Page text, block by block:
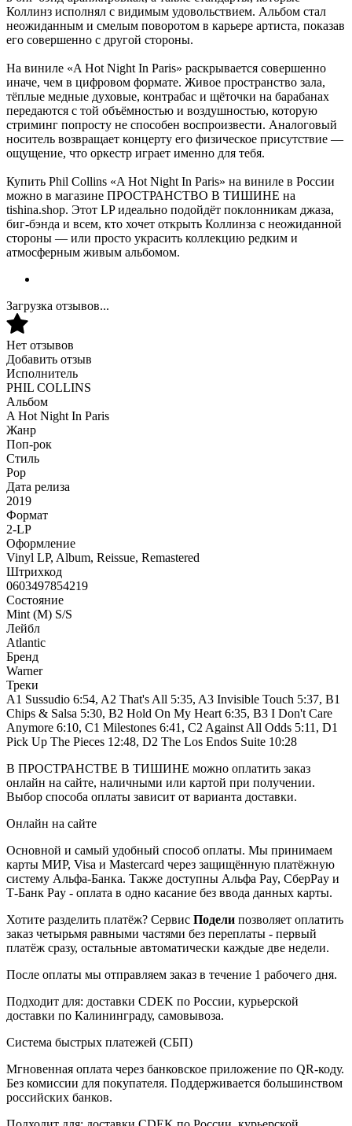
Коллинз исполнял с видимым удовольствием. Альбом стал
неожиданным и смелым поворотом в карьере артиста, показав
его совершенно с другой стороны.
На виниле «A Hot Night In Paris» раскрывается совершенно
иначе, чем в цифровом формате. Живое пространство зала,
тёплые медные духовые, контрабас и щёточки на барабанах
передаются с той объёмностью и воздушностью, которую
стриминг попросту не способен воспроизвести. Аналоговый
носитель возвращает концерту его физическое присутствие —
ощущение, что оркестр играет именно для тебя.
Купить Phil Collins «A Hot Night In Paris» на виниле в России
можно в магазине ПРОСТРАНСТВО В ТИШИНЕ на
tishina.shop. Этот LP идеально подойдёт поклонникам джаза,
биг-бэнда и всем, кто хочет открыть Коллинза с неожиданной
стороны — или просто украсить коллекцию редким и
атмосферным живым альбомом.
Загрузка отзывов...
Нет отзывов
Добавить отзыв
Исполнитель
PHIL COLLINS
Альбом
A Hot Night In Paris
Жанр
Поп-рок
Стиль
Pop
Дата релиза
2019
Формат
2-LP
Оформление
Vinyl LP, Album, Reissue, Remastered
Штрихкод
0603497854219
Состояние
Mint (M) S/S
Лейбл
Atlantic
Бренд
Warner
Треки
A1 Sussudio 6:54, A2 That's All 5:35, A3 Invisible Touch 5:37, B1
Chips & Salsa 5:30, B2 Hold On My Heart 6:35, B3 I Don't Care
Anymore 6:10, C1 Milestones 6:41, C2 Against All Odds 5:11, D1
Pick Up The Pieces 12:48, D2 The Los Endos Suite 10:28
В ПРОСТРАНСТВЕ В ТИШИНЕ можно оплатить заказ
онлайн на сайте, наличными или картой при получении.
Выбор способа оплаты зависит от варианта доставки.
Онлайн на сайте
Основной и самый удобный способ оплаты. Мы принимаем
карты МИР, Visa и Mastercard через защищённую платёжную
систему Альфа-Банка. Также доступны Альфа Pay, СберPay и
Т-Банк Pay - оплата в одно касание без ввода данных карты.
Хотите разделить платёж? Сервис Подели позволяет оплатить
заказ четырьмя равными частями без переплаты - первый
платёж сразу, остальные автоматически каждые две недели.
После оплаты мы отправляем заказ в течение 1 рабочего дня.
Подходит для: доставки CDEK по России, курьерской
доставки по Калининграду, самовывоза.
Система быстрых платежей (СБП)
Мгновенная оплата через банковское приложение по QR-коду.
Без комиссии для покупателя. Поддерживается большинством
российских банков.